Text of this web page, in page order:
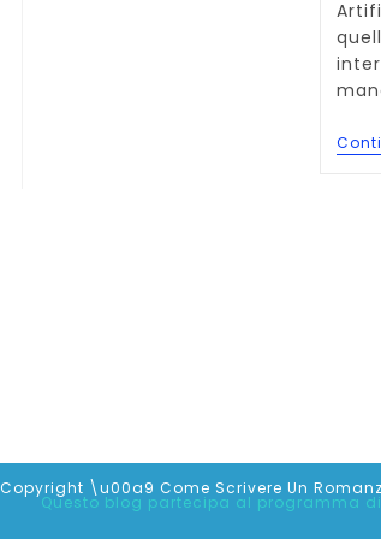
Copyright \u00a9 Come Scrivere Un
Questo blog partecipa al programma